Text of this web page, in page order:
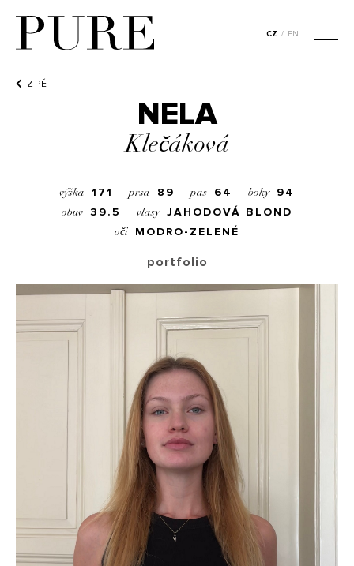
CZ / EN
ZPĚT
NELA
Klečáková
výška 171 prsa 89 pas 64 boky 94
obuv 39.5 vlasy JAHODOVÁ BLOND
oči MODRO-ZELENÉ
portfolio